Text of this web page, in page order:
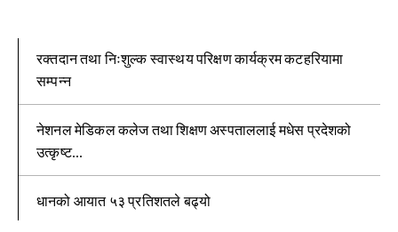
रक्तदान तथा निःशुल्क स्वास्थय परिक्षण कार्यक्रम कटहरियामा
सम्पन्न
नेशनल मेडिकल कलेज तथा शिक्षण अस्पताललाई मधेस प्रदेशको
उत्कृष्ट...
धानको आयात ५३ प्रतिशतले बढ्यो